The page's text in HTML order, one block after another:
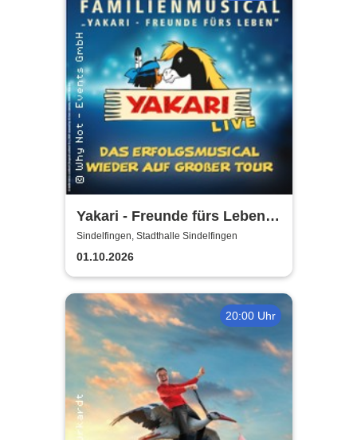
Yakari - Freunde fürs Leben -
Das Musical für die ganze
Familie
Sindelfingen, Stadthalle Sindelfingen
01.10.2026
20:00 Uhr